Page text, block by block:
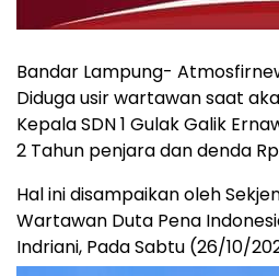
Bandar Lampung-
Diduga usir wartawan saat
Kepala SDN 1 Gulak Galik
2 Tahun penjara dan denda
Hal ini disampaikan oleh
Wartawan Duta Pena
Indriani, Pada Sabtu (26/10/